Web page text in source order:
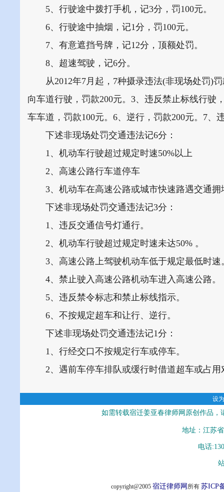
5、行驶途中拨打手机，记3分，罚100元。
6、行驶途中抽烟，记1分，罚100元。
7、有意遮挡号牌，记12分，顶额处罚。
8、超速驾驶，记6分。
从2012年7月起，7种摄录违法(非现场处罚)罚
向车道行驶，罚款200元。3、违反禁止标线行驶
车车道，罚款100元。6、逆行，罚款200元。7、
下述非现场处罚交通违法记6分：
1、机动车行驶超过规定时速50%以上
2、高速公路行车道停车
3、机动车在高速公路或城市快速路遇交通拥
下述非现场处罚交通违法记3分：
1、违反交通信号灯通行。
2、机动车行驶超过规定时速未达50% 。
3、高速公路上驾驶机动车低于规定最低时速
4、禁止驶入高速公路机动车进入高速公路。
5、违反禁令标志和禁止标线指示。
6、不按规定超车和让行、逆行。
下述非现场处罚交通违法记1分：
1、行经交口不按规定行车或停车。
2、遇前车停车排队或缓行时借道超车或占用
设
如需转载宿迁姜亚春律师网原创作品
地址：江苏
电话
copyright@2005 宿迁律师网 所有 苏ICP